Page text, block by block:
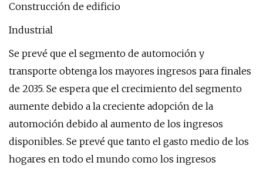
Construcción de edificio
Industrial
Se prevé que el segmento de automoción y
transporte obtenga los mayores ingresos para finales
de 2035. Se espera que el crecimiento del segmento
aumente debido a la creciente adopción de la
automoción debido al aumento de los ingresos
disponibles. Se prevé que tanto el gasto medio de los
hogares en todo el mundo como los ingresos